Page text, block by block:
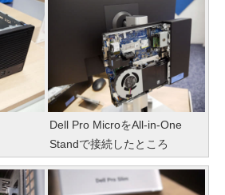
Dell Pro MicroをAll-in-One
Standで接続したところ